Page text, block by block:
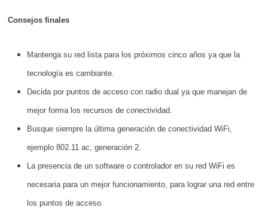
Consejos finales
Mantenga su red lista para los próximos cinco años ya que la
tecnología es cambiante.
Decida por puntos de acceso con radio dual ya que manejan de
mejor forma los recursos de conectividad.
Busque siempre la última generación de conectividad WiFi,
ejemplo 802.11 ac, generación 2.
La presencia de un software o controlador en su red WiFi es
necesaria para un mejor funcionamiento, para lograr una red entre
los puntos de acceso.